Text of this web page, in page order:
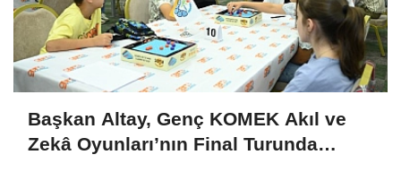
Başkan Altay, Genç KOMEK Akıl ve
Zekâ Oyunları’nın Final Turunda